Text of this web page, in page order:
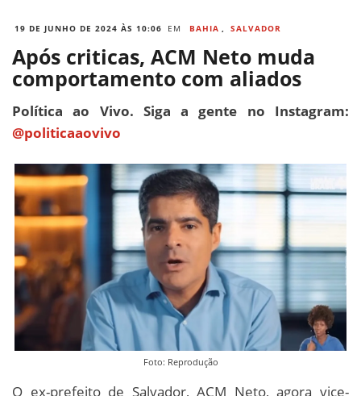
19 DE JUNHO DE 2024 ÀS 10:06 EM BAHIA , SALVADOR
Após criticas, ACM Neto muda
comportamento com aliados
Política ao Vivo. Siga a gente no Instagram:
@politicaaovivo
Foto: Reprodução
O ex-prefeito de Salvador, ACM Neto, agora vice-